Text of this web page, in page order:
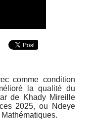
comme condition
la qualité du
de Khady Mireille
2025, ou Ndeye